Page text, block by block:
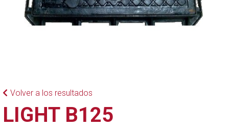
Volver a los resultados
LIGHT B125